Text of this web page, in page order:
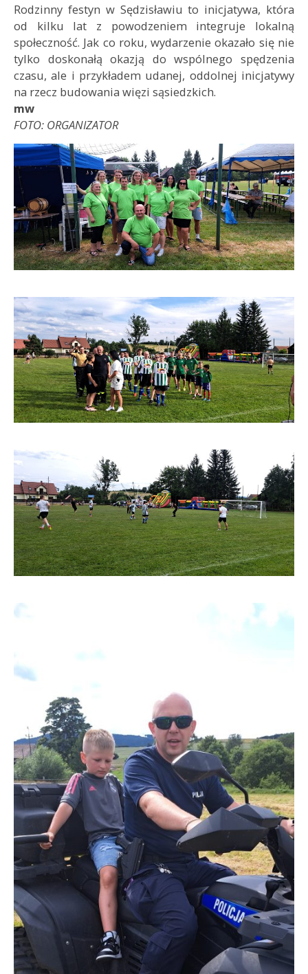
Rodzinny festyn w Sędzisławiu to inicjatywa, która
od kilku lat z powodzeniem integruje lokalną
społeczność. Jak co roku, wydarzenie okazało się nie
tylko doskonałą okazją do wspólnego spędzenia
czasu, ale i przykładem udanej, oddolnej inicjatywy
na rzecz budowania więzi sąsiedzkich.
mw
FOTO: ORGANIZATOR